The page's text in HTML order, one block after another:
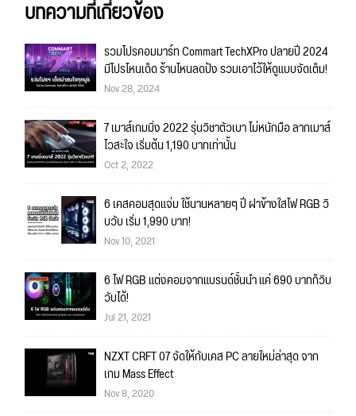
บทความที่เกี่ยวข้อง
รวมโปรคอมมาร์ท Commart TechXPro ปลายปี 2024
มีโปรไหนเด็ด ร้านไหนลดปัง รวมเอาไว้ให้ดูแบบจัดเต็ม!
Nov 28, 2024
7 เมาส์เกมมิ่ง 2022 รุ่นวิชาตัวเบา ไม่หนักมือ ลากเมาส์
ไวสะใจ เริ่มต้น 1,190 บาทเท่านั้น
Oct 2, 2022
6 เคสคอมสุดแจ่ม ใช้นานหลายๆ ปี ฝาข้างใสไฟ RGB วิ
บวับ เริ่ม 1,990 บาท!
Nov 10, 2021
6 ไฟ RGB แต่งคอมจากแบรนด์ชั้นนำ แค่ 690 บาทก็วิบ
วับได้!
Jul 21, 2021
NZXT CRFT 07 จัดให้กับเคส PC ลายใหม่ล่าสุด จาก
เกม Mass Effect
Nov 8, 2020